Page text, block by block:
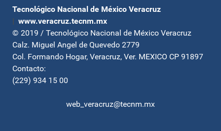
Tecnológico Nacional de México Veracruz
| www.veracruz.tecnm.mx
© 2019 / Tecnológico Nacional de México Veracruz
Calz. Miguel Angel de Quevedo 2779
Col. Formando Hogar, Veracruz, Ver. MEXICO CP 91897
Contacto:
(229) 934 15 00
web_veracruz@tecnm.mx